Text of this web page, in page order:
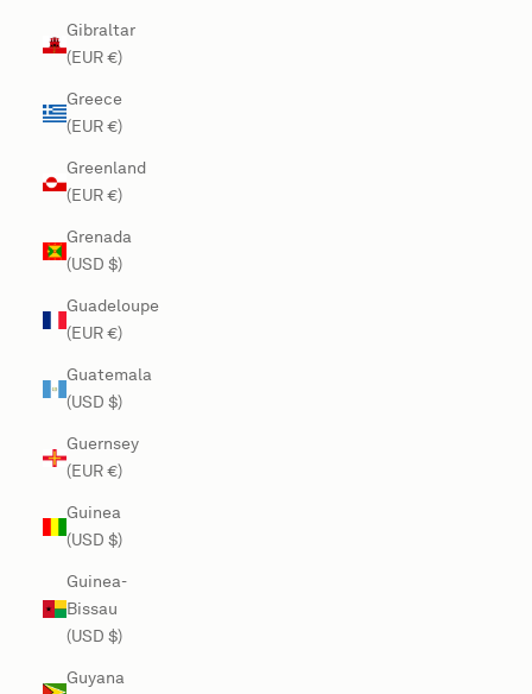
Gibraltar
(EUR €)
Greece
(EUR €)
Greenland
(EUR €)
Grenada
(USD $)
Guadeloupe
(EUR €)
Guatemala
(USD $)
Guernsey
(EUR €)
Guinea
(USD $)
Guinea-
Bissau
(USD $)
Guyana